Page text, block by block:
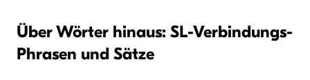
Über Wörter hinaus: SL-Verbindungs-
Phrasen und Sätze